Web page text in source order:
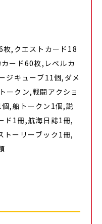
枚,クエストカード18
ード60枚,レベルカ
ジキューブ11個,ダメ
ークン,戦闘アクショ
,船トークン1個,説
ド1冊,航海日誌1冊,
トーリーブック1冊,